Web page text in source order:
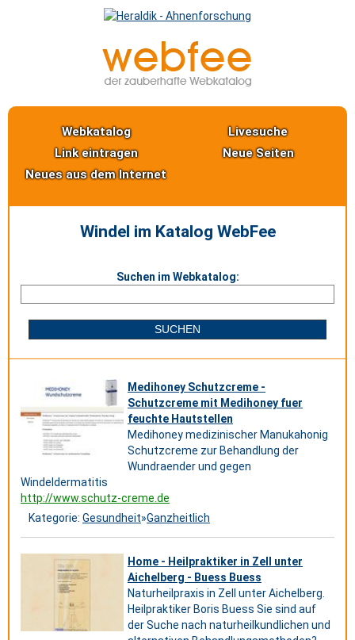
Webkatalog
Livesuche
Link eintragen
Neue Seiten
Neues aus dem Internet
Windel im Katalog WebFee
Suchen im Webkatalog:
Medihoney Schutzcreme -
Schutzcreme mit Medihoney fuer
feuchte Hautstellen
Medihoney medizinischer Manukahonig
Schutzcreme zur Behandlung der
Wundraender und gegen
Windeldermatitis
http://www.schutz-creme.de
Kategorie: Gesundheit»Ganzheitlich
Home - Heilpraktiker in Zell unter
Aichelberg - Buess Buess
Naturheilpraxis in Zell unter Aichelberg.
Heilpraktiker Boris Buess Sie sind auf
der Suche nach naturheilkundlichen und